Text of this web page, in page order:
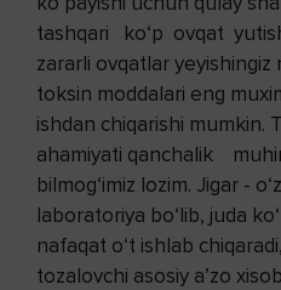
tashqari ko‘p ovqat
zararli ovqatlar yeyishingiz
toksin moddalari eng
ishdan chiqarishi mumkin.
ahamiyati qanchalik
bilmog‘imiz lozim. Jigar -
laboratoriya bo‘lib, juda
nafaqat o‘t ishlab
tozalovchi asosiy a’zo